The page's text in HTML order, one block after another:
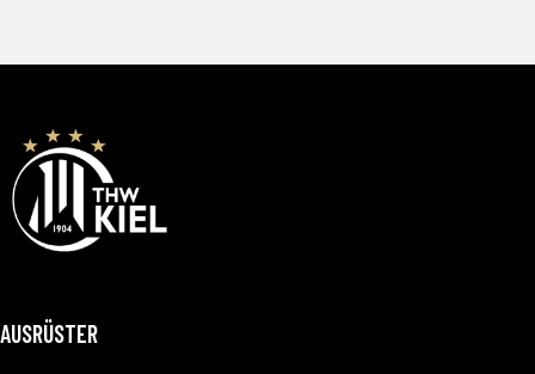
AUSRÜSTER